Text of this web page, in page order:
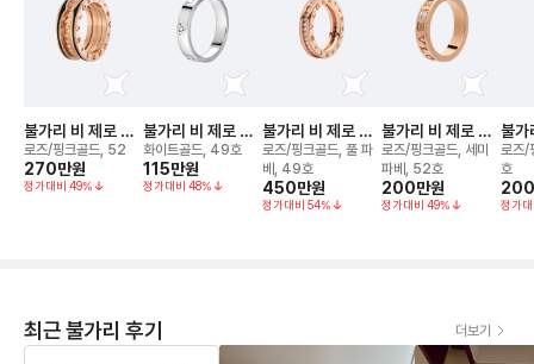
불가리 비 제로 원
락 2밴드 링
로즈/핑크골드, 52
270만원
정가대비 49%
불가리 비 제로 원
에센셜 밴드 링
화이트골드, 49호
115만원
정가대비 48%
불가리 비 제로 원
1밴드 링
로즈/핑크골드, 풀 파
베, 49호
450만원
정가대비 54%
불가리 비 제로 원
에센셜 밴드 링
로즈/핑크골드, 세미
파베, 52호
200만원
정가대비 49%
불가
3밴
로즈/
호
정가
최근 불가리 후기 더보기